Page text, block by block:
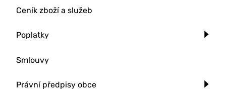
Ceník zboží a služeb
Poplatky
Smlouvy
Právní předpisy obce